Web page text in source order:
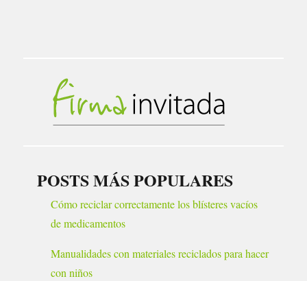
POSTS MÁS POPULARES
Cómo reciclar correctamente los blísteres vacíos
de medicamentos
Manualidades con materiales reciclados para hacer
con niños